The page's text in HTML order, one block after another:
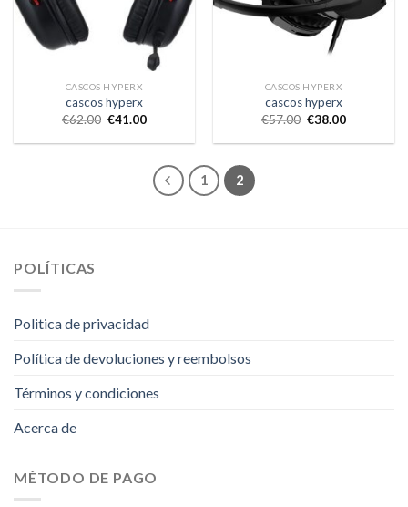
CASCOS HYPERX
cascos hyperx
€62.00 €41.00
CASCOS HYPERX
cascos hyperx
€57.00 €38.00
1 2
POLÍTICAS
Politica de privacidad
Política de devoluciones y reembolsos
Términos y condiciones
Acerca de
MÉTODO DE PAGO